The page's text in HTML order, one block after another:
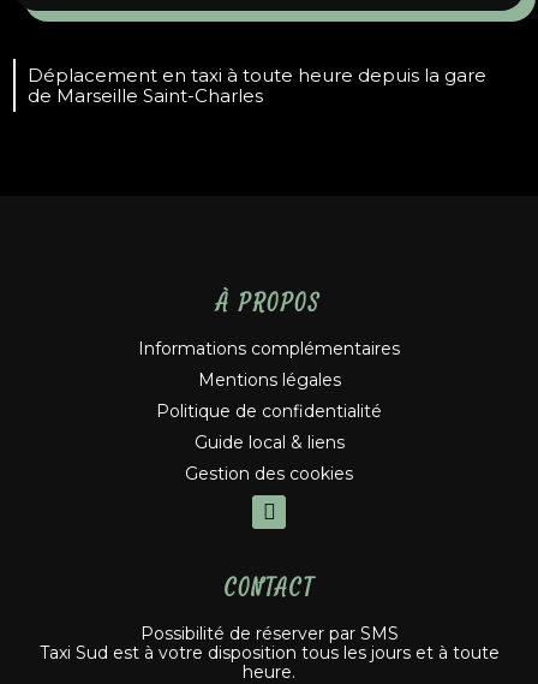
Déplacement en taxi à toute heure depuis la gare
de Marseille Saint-Charles
À PROPOS
Informations complémentaires
Mentions légales
Politique de confidentialité
Guide local & liens
Gestion des cookies
CONTACT
Possibilité de réserver par SMS
Taxi Sud est à votre disposition tous les jours et à toute
heure.